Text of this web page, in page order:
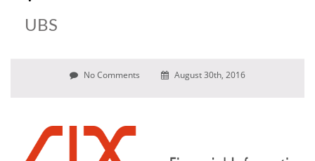
UBS
No Comments August 30th, 2016